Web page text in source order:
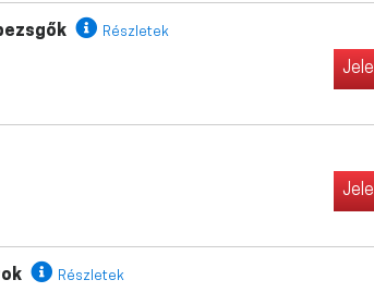
Részletek
Részletek